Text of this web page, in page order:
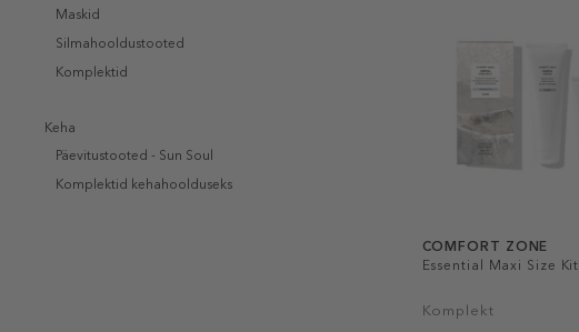
Maskid
Silmahooldustooted
Komplektid
Keha
Päevitustooted - Sun Soul
Komplektid kehahoolduseks
COMFORT ZONE
Essential Maxi Size Kit
Komplekt